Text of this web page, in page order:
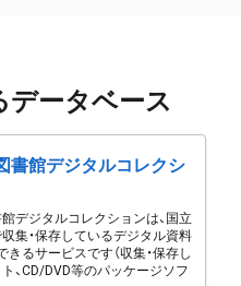
データベース
書館デジタルコレクシ
デジタルコレクションは、国立
集・保存しているデジタル資料
きるサービスです（収集・保存し
、CD/DVD等のパッケージソフ